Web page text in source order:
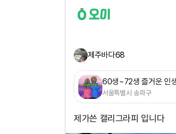
제주바다68
60생~72생 즐거운 인
서울특별시 송파구
제가쓴 캘리그라피 입니다